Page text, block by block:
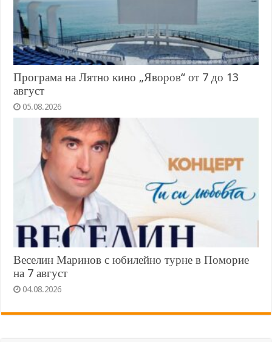
Програма на Лятно кино „Яворов“ от 7 до 13
август
05.08.2026
Веселин Маринов с юбилейно турне в Поморие
на 7 август
04.08.2026